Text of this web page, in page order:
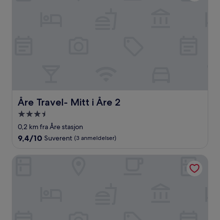
Åre Travel- Mitt i Åre 2
Åre Travel- Mitt i Åre 2
Overnattingssted
med
3.5
0,2 km fra Åre stasjon
9.4
10,
9,4/10 Suverent (3 anmeldelser)